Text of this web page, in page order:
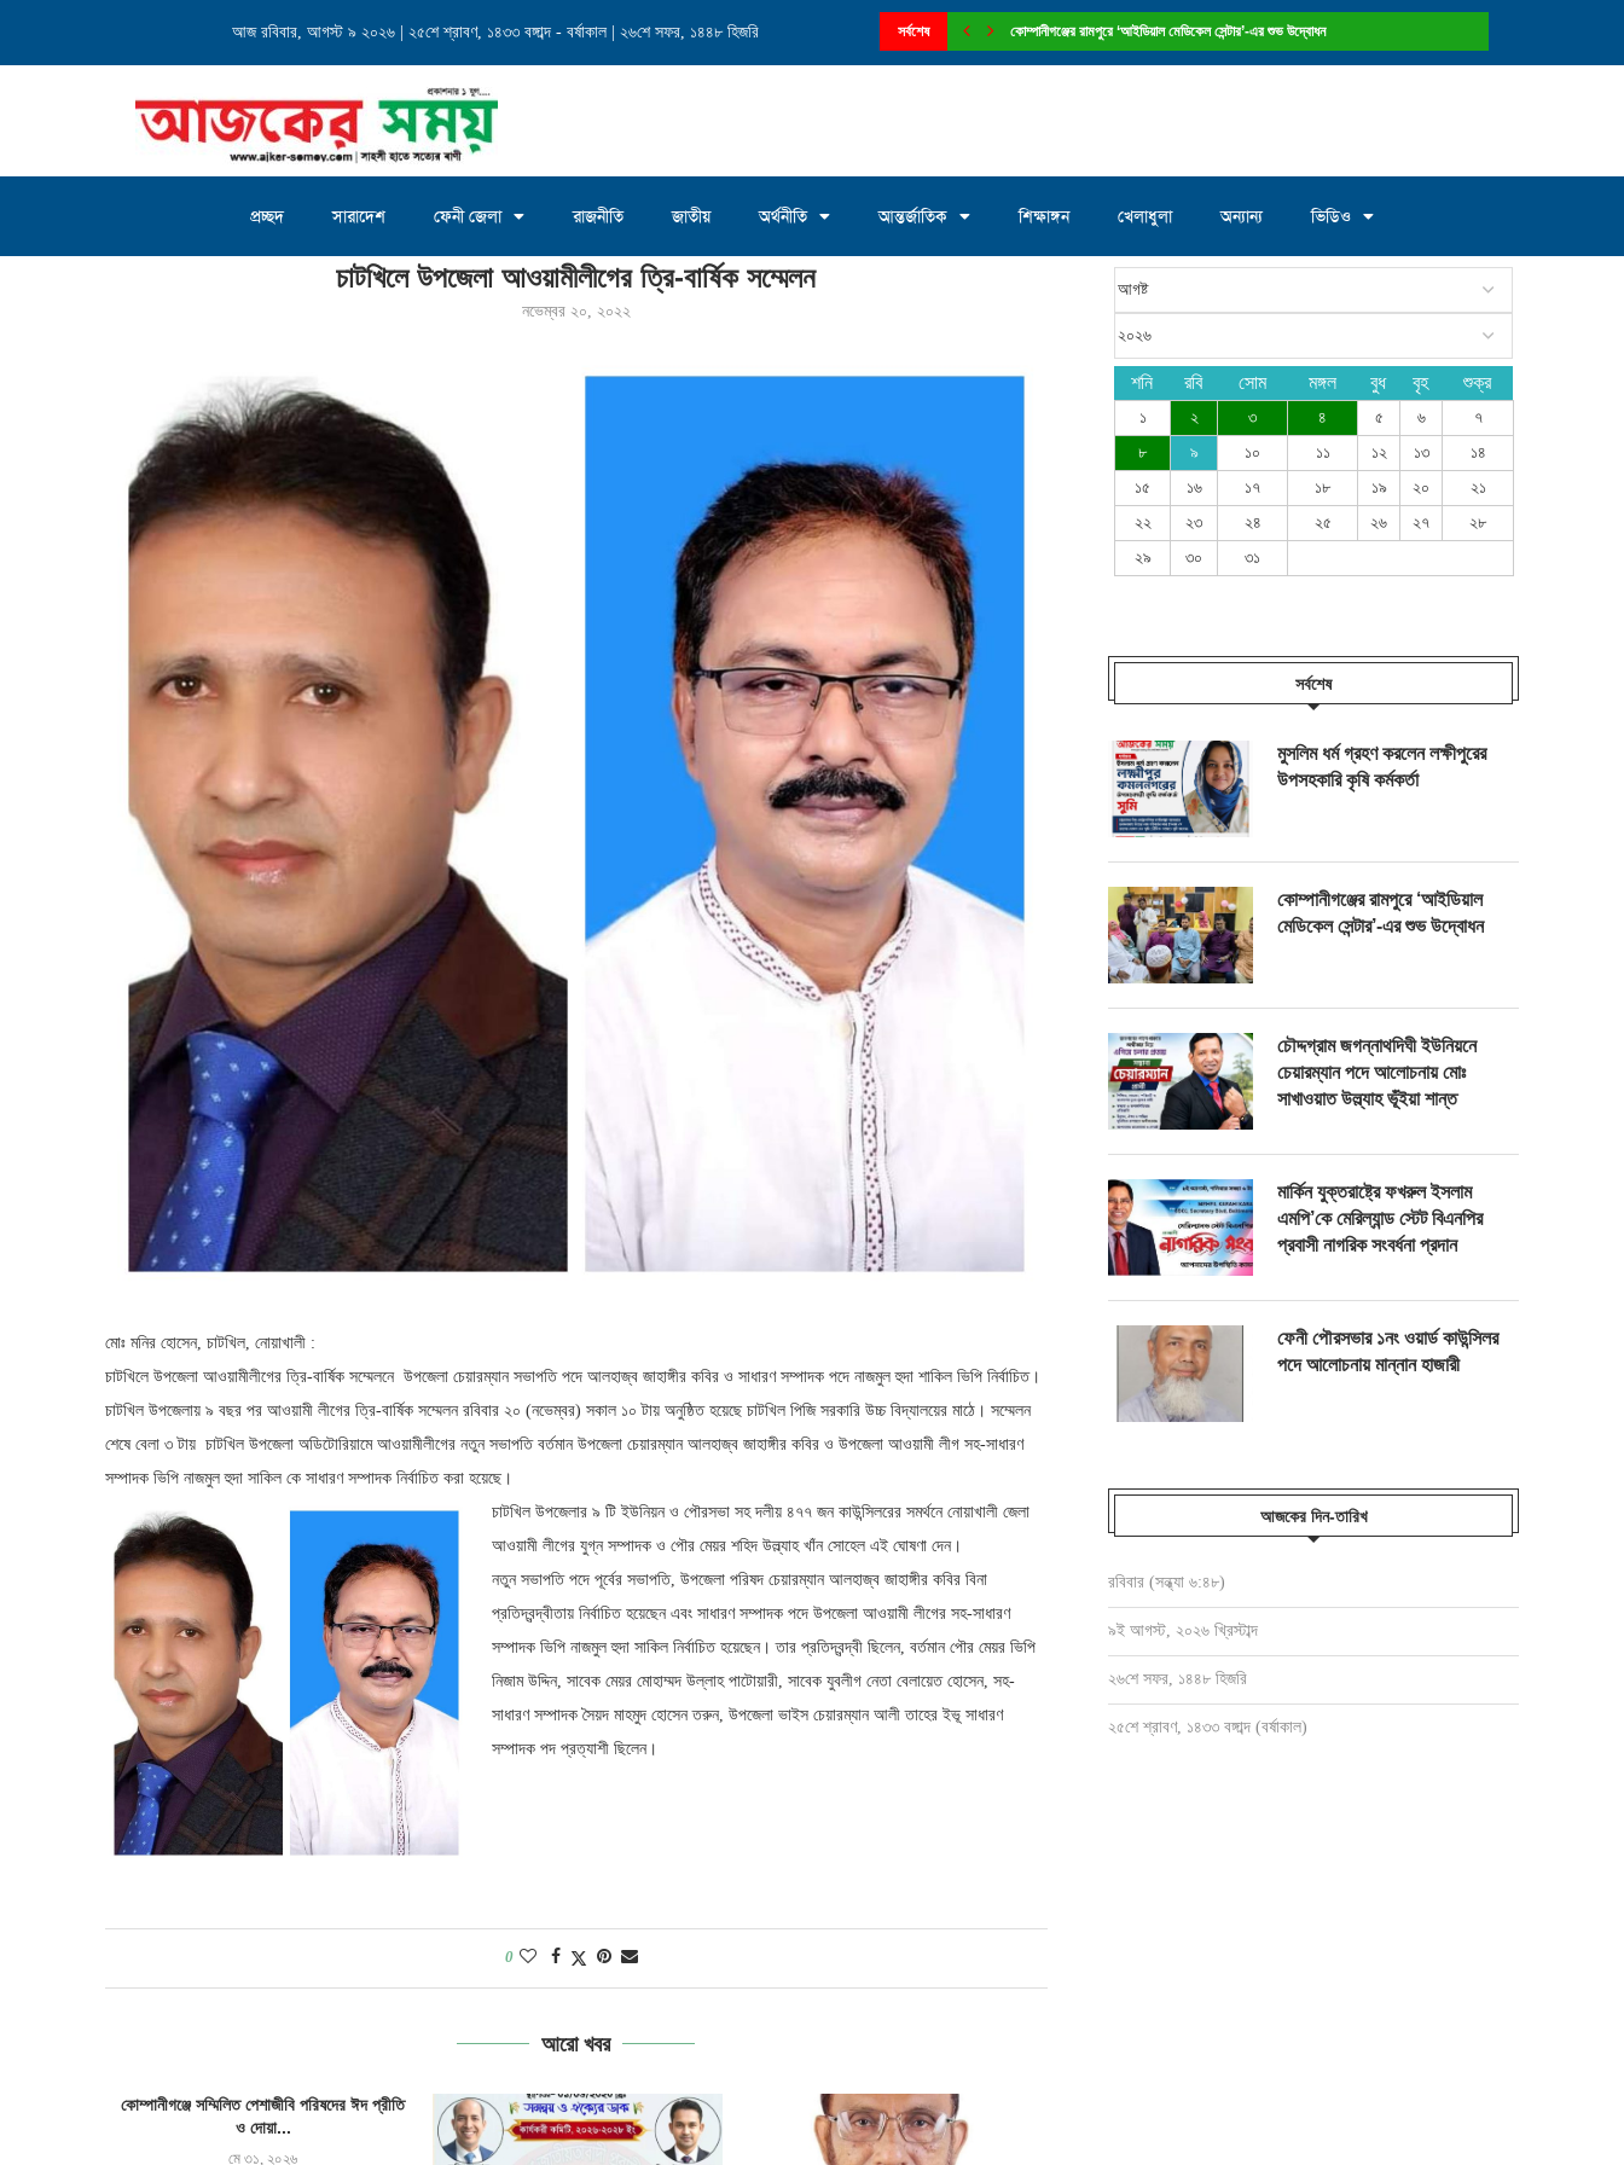
আজ রবিবার, আগস্ট ৯ ২০২৬ | ২৫শে শ্রাবণ, ১৪৩৩ বঙ্গাব্দ - বর্ষাকাল | ২৬শে সফর, ১৪৪৮ হিজরি সর্বশেষ
মুসলিম ধর্ম গ্রহণ করলেন লক্ষীপুরের উপসহকারি কৃষি কর্মকর্তা কোম্পানীগঞ্জের রামপুরে ‘আইডিয়াল মেডিকেল সেন্টার’-এর শুভ উদ্বোধন
প্রচ্ছদ সারাদেশ ফেনী জেলা রাজনীতি জাতীয় অর্থনীতি আন্তর্জাতিক শিক্ষাঙ্গন খেলাধুলা অন্যান্য ভিডিও
চাটখিলে উপজেলা আওয়ামীলীগের ত্রি-বার্ষিক সম্মেলন
চাটখিলে উপজেলা আওয়ামীলীগের ত্রি-বার্ষিক সম্মেলন
নভেম্বর ২০, ২০২২
মোঃ মনির হোসেন, চাটখিল, নোয়াখালী :
চাটখিলে উপজেলা আওয়ামীলীগের ত্রি-বার্ষিক সম্মেলনে উপজেলা চেয়ারম্যান সভাপতি পদে আলহাজ্ব জাহাঙ্গীর কবির ও সাধারণ সম্পাদক পদে নাজমুল হুদা শাকিল ভিপি নির্বাচিত।
চাটখিল উপজেলায় ৯ বছর পর আওয়ামী লীগের ত্রি-বার্ষিক সম্মেলন রবিবার ২০ (নভেম্বর) সকাল ১০ টায় অনুষ্ঠিত হয়েছে চাটখিল পিজি সরকারি উচ্চ বিদ্যালয়ের মাঠে। সম্মেলন
শেষে বেলা ৩ টায় চাটখিল উপজেলা অডিটোরিয়ামে আওয়ামীলীগের নতুন সভাপতি বর্তমান উপজেলা চেয়ারম্যান আলহাজ্ব জাহাঙ্গীর কবির ও উপজেলা আওয়ামী লীগ সহ-সাধারণ
সম্পাদক ভিপি নাজমুল হুদা সাকিল কে সাধারণ সম্পাদক নির্বাচিত করা হয়েছে।
চাটখিল উপজেলার ৯ টি ইউনিয়ন ও পৌরসভা সহ দলীয় ৪৭৭ জন কাউন্সিলরের সমর্থনে নোয়াখালী জেলা
আওয়ামী লীগের যুগ্ন সম্পাদক ও পৌর মেয়র শহিদ উল্ল্যাহ খাঁন সোহেল এই ঘোষণা দেন।
নতুন সভাপতি পদে পূর্বের সভাপতি, উপজেলা পরিষদ চেয়ারম্যান আলহাজ্ব জাহাঙ্গীর কবির বিনা
প্রতিদ্বন্দ্বীতায় নির্বাচিত হয়েছেন এবং সাধারণ সম্পাদক পদে উপজেলা আওয়ামী লীগের সহ-সাধারণ
সম্পাদক ভিপি নাজমুল হুদা সাকিল নির্বাচিত হয়েছেন। তার প্রতিদ্বন্দ্বী ছিলেন, বর্তমান পৌর মেয়র ভিপি
নিজাম উদ্দিন, সাবেক মেয়র মোহাম্মদ উল্লাহ পাটোয়ারী, সাবেক যুবলীগ নেতা বেলায়েত হোসেন, সহ-
সাধারণ সম্পাদক সৈয়দ মাহমুদ হোসেন তরুন, উপজেলা ভাইস চেয়ারম্যান আলী তাহের ইভূ সাধারণ
সম্পাদক পদ প্রত্যাশী ছিলেন।
0
আরো খবর
কোম্পানীগঞ্জে সম্মিলিত পেশাজীবি পরিষদের ঈদ প্রীতি
ও দোয়া...
মে ৩১, ২০২৬
শনি রবি সোম মঙ্গল বুধ বৃহ শুক্র
১ ২ ৩ ৪ ৫ ৬
৭
৮
৯ ১০ ১১ ১২ ১৩
১৪
১৫
১৬ ১৭ ১৮ ১৯ ২০
২১
২২
২৩ ২৪ ২৫ ২৬ ২৭
২৮
২৯
৩০ ৩১
সর্বশেষ
মুসলিম ধর্ম গ্রহণ করলেন লক্ষীপুরের
উপসহকারি কৃষি কর্মকর্তা
কোম্পানীগঞ্জের রামপুরে ‘আইডিয়াল
মেডিকেল সেন্টার’-এর শুভ উদ্বোধন
চৌদ্দগ্রাম জগন্নাথদিঘী ইউনিয়নে
চেয়ারম্যান পদে আলোচনায় মোঃ
সাখাওয়াত উল্ল্যাহ ভূঁইয়া শান্ত
মার্কিন যুক্তরাষ্ট্রে ফখরুল ইসলাম
এমপি’কে মেরিল্যান্ড স্টেট বিএনপির
প্রবাসী নাগরিক সংবর্ধনা প্রদান
ফেনী পৌরসভার ১নং ওয়ার্ড কাউন্সিলর
পদে আলোচনায় মান্নান হাজারী
আজকের দিন-তারিখ
রবিবার (সন্ধ্যা ৬:৪৮)
৯ই আগস্ট, ২০২৬ খ্রিস্টাব্দ
২৬শে সফর, ১৪৪৮ হিজরি
২৫শে শ্রাবণ, ১৪৩৩ বঙ্গাব্দ (বর্ষাকাল)